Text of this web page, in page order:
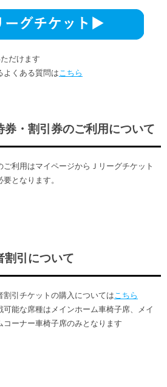
だけます
くある質問は こちら
券・割引券のご利用について
利用はマイページからＪリーグチケット
となります。
割引について
引チケットの購入については こちら
能な席種はメインホーム車椅子席、メイ
コーナー車椅子席のみとなります